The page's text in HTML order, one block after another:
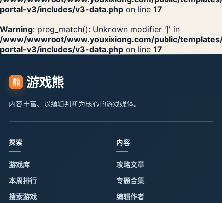
portal-v3/includes/v3-data.php on line 17
Warning: preg_match(): Unknown modifier ']' in
/www/wwwroot/www.youxixiong.com/public/
portal-v3/includes/v3-data.php on line 17
熊 游戏熊
内容丰富、以编辑判断为核心的游戏媒体。
探索
游戏库
本周排行
搜索游戏
内容
攻略文章
专题合集
编辑作者